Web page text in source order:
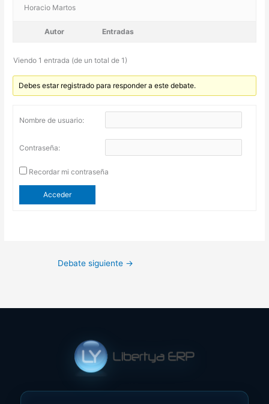
Horacio Martos
Autor Entradas
Viendo 1 entrada (de un total de 1)
Debes estar registrado para responder a este debate.
Nombre de usuario:
Contraseña:
Recordar mi contraseña
Acceder
Debate siguiente →